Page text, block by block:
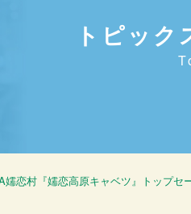
トピック
嬬恋村『嬬恋高原キャベツ』トップセ